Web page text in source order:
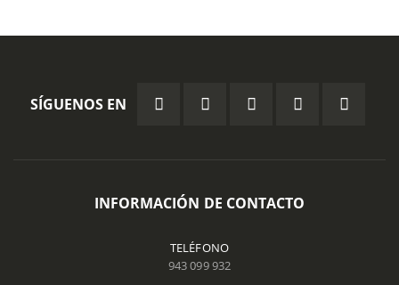
SÍGUENOS EN
INFORMACIÓN DE CONTACTO
TELÉFONO
943 099 932